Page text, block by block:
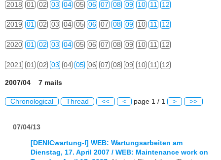
2018 01 02 03 04 05 06 07 08 09 10 11 12
2019 01 02 03 04 05 06 07 08 09 10 11 12
2020 01 02 03 04 05 06 07 08 09 10 11 12
2021 01 02 03 04 05 06 07 08 09 10 11 12
2007/04 7 mails
Chronological Thread << < page 1 / 1 > >>
07/04/13
[DENICwartung-l] WEB: Wartungsarbeiten am
Dienstag, 17. April 2007 / WEB: Maintenance work on